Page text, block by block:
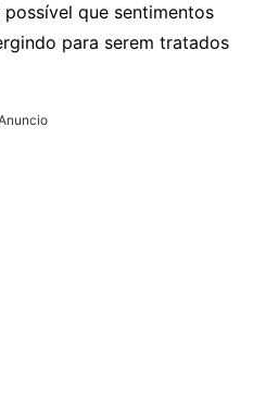
que sentimentos
para serem tratados